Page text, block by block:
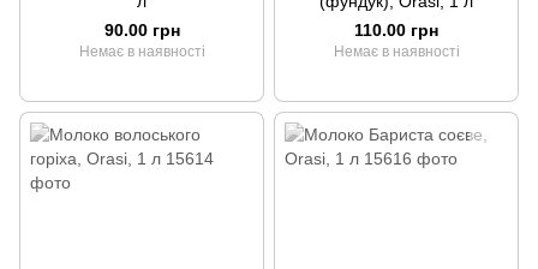
90.00 грн
Немає в наявності
110.00 грн
Немає в наявності